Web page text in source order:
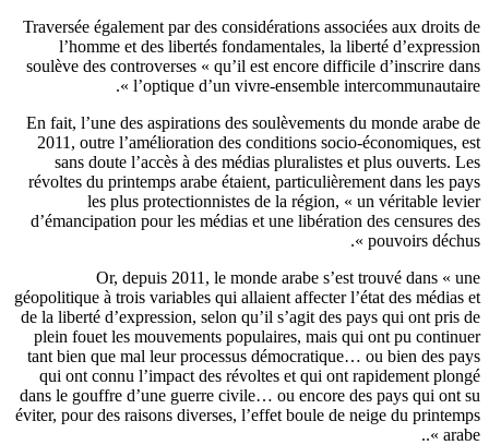
Traversée également par des considérations associées aux droits
l’homme et des libertés fondamentales, la liberté
soulève des controverses « qu’il est encore difficile d’inscrire
l’optique d’un vivre-ensemble
En fait, l’une des aspirations des soulèvements du monde arabe
2011, outre l’amélioration des conditions socio-économiques,
sans doute l’accès à des médias pluralistes et plus ouverts.
révoltes du printemps arabe étaient, particulièrement dans les
les plus protectionnistes de la région,«un véritable
d’émancipation pour les médias et une libération des censures
pouvoirs
Or, depuis 2011, le monde arabe s’est trouvé dans «
géopolitique à trois variables qui allaient affecter l’état des
de la liberté d’expression, selon qu’il s’agit des pays qui ont pris
plein fouet les mouvements populaires, mais qui ont pu
tant bien que mal leur processus démocratique… ou bien des
qui ont connu l’impact des révoltes et qui ont rapidement
dans le gouffre d’une guerre civile… ou encore des pays qui ont
éviter, pour des raisons diverses, l’effet boule de neige du